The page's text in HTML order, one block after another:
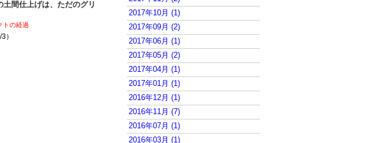
間仕上げは、ただのグリ
トの経過
）
2017年10月 (1)
2017年09月 (2)
2017年06月 (1)
2017年05月 (2)
2017年04月 (1)
2017年01月 (1)
2016年12月 (1)
2016年11月 (7)
2016年07月 (1)
2016年03月 (1)